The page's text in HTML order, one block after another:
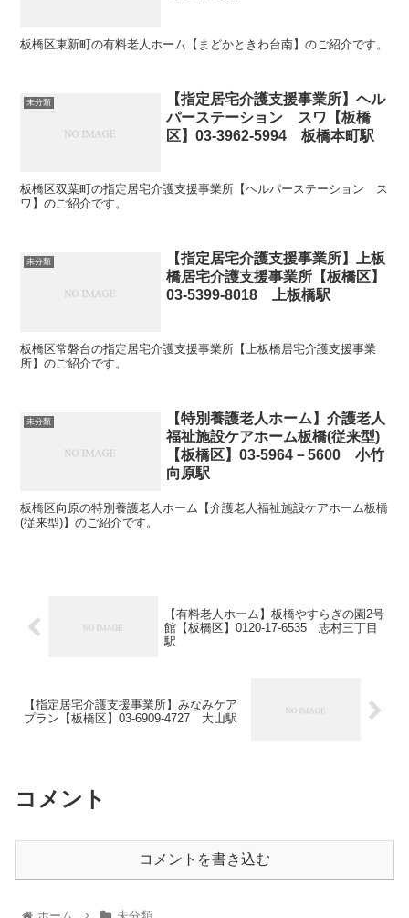
板橋区東新町の有料老人ホーム【まどかときわ台南】のご紹介です。
未分類
【指定居宅介護支援事業所】ヘル
パーステーション スワ【板橋
区】03-3962-5994 板橋本町駅
板橋区双葉町の指定居宅介護支援事業所【ヘルパーステーション ス
ワ】のご紹介です。
未分類
【指定居宅介護支援事業所】上板
橋居宅介護支援事業所【板橋区】
03-5399-8018 上板橋駅
板橋区常磐台の指定居宅介護支援事業所【上板橋居宅介護支援事業
所】のご紹介です。
未分類
【特別養護老人ホーム】介護老人
福祉施設ケアホーム板橋(従来型)
【板橋区】03-5964－5600 小竹
向原駅
板橋区向原の特別養護老人ホーム【介護老人福祉施設ケアホーム板橋
(従来型)】のご紹介です。
【有料老人ホーム】板橋やすらぎの園2号
館【板橋区】0120-17-6535 志村三丁目
駅
【指定居宅介護支援事業所】みなみケア
プラン【板橋区】03-6909-4727 大山駅
コメント
コメントを書き込む